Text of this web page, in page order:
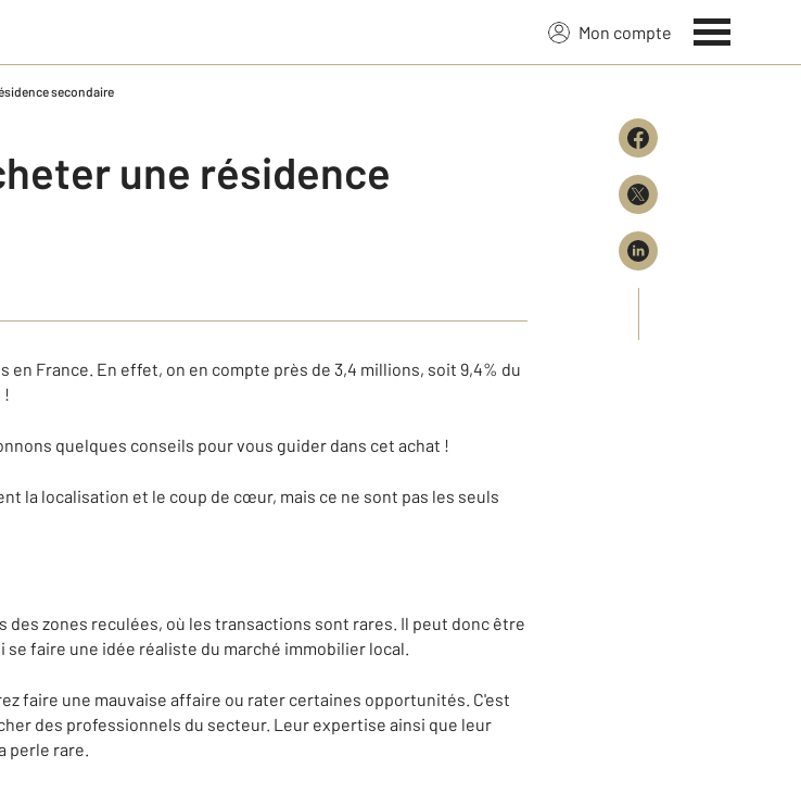
Mon compte
secondaire
une résidence
France. En effet, on en compte près de 3,4 millions, soit 9,4% du
!
quelques conseils pour vous guider dans cet achat !
la localisation et le coup de cœur, mais ce ne sont pas les seuls
zones reculées, où les transactions sont rares. Il peut donc être
faire une idée réaliste du marché immobilier local.
faire une mauvaise affaire ou rater certaines opportunités. C'est
des professionnels du secteur. Leur expertise ainsi que leur
perle rare.